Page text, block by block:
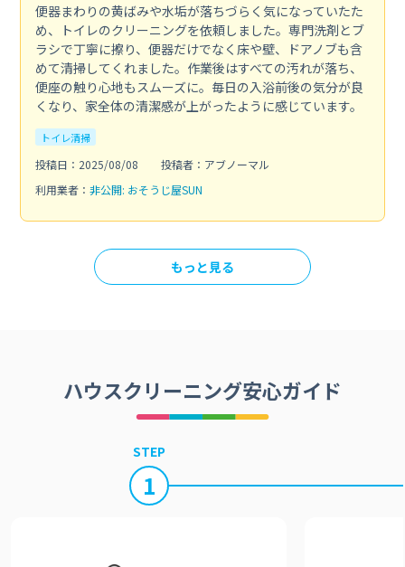
便器まわりの黄ばみや水垢が落ちづらく気になっていたた
め、トイレのクリーニングを依頼しました。専門洗剤とブ
ラシで丁寧に擦り、便器だけでなく床や壁、ドアノブも含
めて清掃してくれました。作業後はすべての汚れが落ち、
便座の触り心地もスムーズに。毎日の入浴前後の気分が良
くなり、家全体の清潔感が上がったように感じています。
トイレ清掃
投稿日：2025/08/08
投稿者：アブノーマル
利用業者： 非公開: おそうじ屋SUN
もっと見る
ハウスクリーニング安心ガイド
STEP
1